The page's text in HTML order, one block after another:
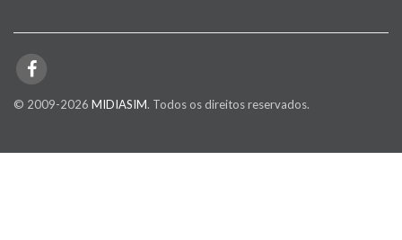
© 2009-2026 MIDIASIM. Todos os direitos reservados.